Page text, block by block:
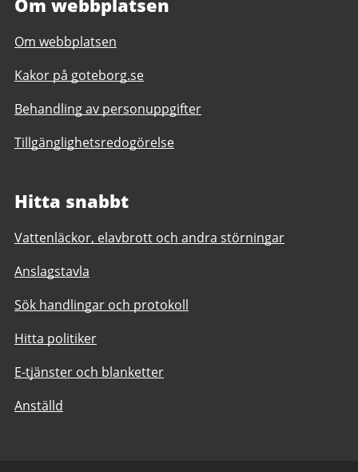
Om webbplatsen
Kakor på goteborg.se
Behandling av personuppgifter
Tillgänglighetsredogörelse
Hitta snabbt
Vattenläckor, elavbrott och andra störningar
Anslagstavla
Sök handlingar och protokoll
Hitta politiker
E-tjänster och blanketter
Anställd